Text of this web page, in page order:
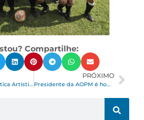
Compartilhe:
Circuito de Ginástica Artística FEDEESP
PRÓXIMO
Presidente da AOPM é homenageado com Medalha Comendador na Sessão Solene dos 79 anos do Círculo Militar de São Paulo